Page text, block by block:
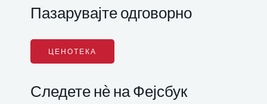
Пазарувајте одговорно
ЦЕНОТЕКА
Следете нѐ на Фејсбук